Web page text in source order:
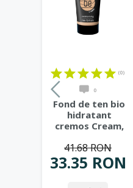
(0)
0
Fond de ten bio
hidratant
cremos Cream,
tenurile...
33.35 RON
41.68 RON